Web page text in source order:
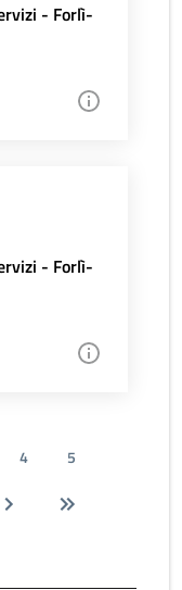
- Forlì-
- Forlì-
4
5